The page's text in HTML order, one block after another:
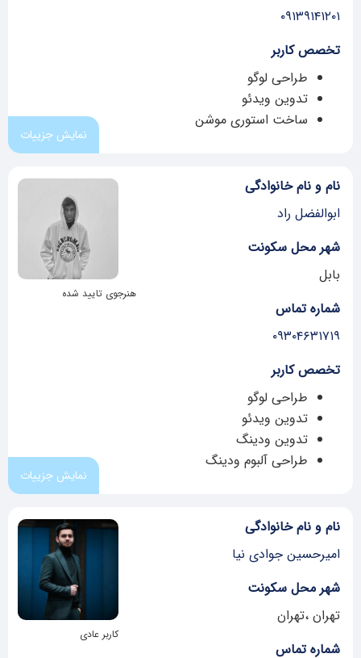
۰۹۱۳۹۱۴۱۲۰۱
تخصص کاربر
طراحی لوگو
تدوین ویدئو
ساخت استوری موشن
نمایش جزییات
هنرجوی تایید شده
نام و نام خانوادگی
ابوالفضل راد
شهر محل سکونت
بابل
شماره تماس
۰۹۳۰۴۶۳۱۷۱۹
تخصص کاربر
طراحی لوگو
تدوین ویدئو
تدوین ودینگ
طراحی آلبوم ودینگ
نمایش جزییات
کاربر عادی
نام و نام خانوادگی
امیرحسین جوادی نیا
شهر محل سکونت
تهران ،تهران
شماره تماس